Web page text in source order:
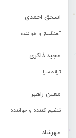
اسحق احمدی
آهنگساز و خواننده
مجید ذاکری
ترانه سرا
معین راهبر
تنظیم کننده و خواننده
مهرشاد